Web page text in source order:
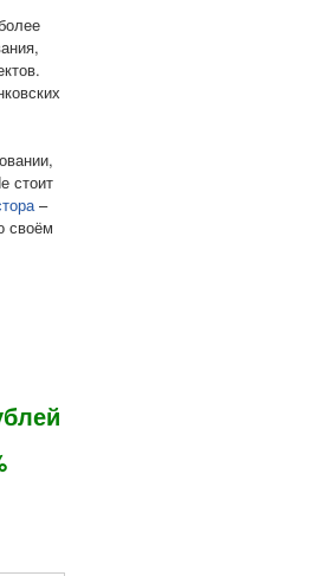
стоит
–
своём